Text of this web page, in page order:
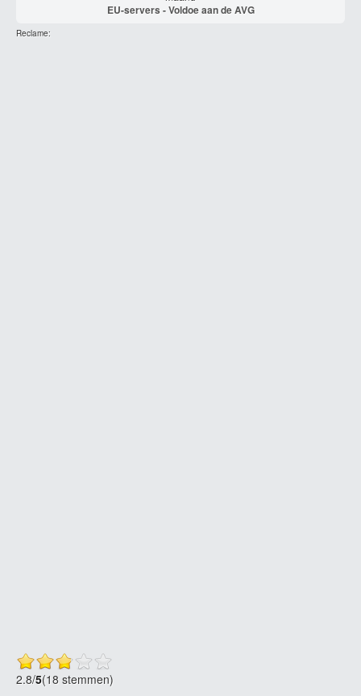
EU-servers - Voldoe aan de AVG
Reclame:
2.8/5(18 stemmen)